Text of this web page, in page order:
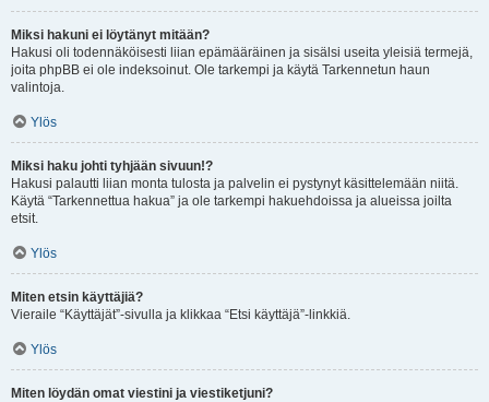
Miksi hakuni ei löytänyt mitään?
Hakusi oli todennäköisesti liian epämääräinen ja sisälsi useita yleisiä termejä,
joita phpBB ei ole indeksoinut. Ole tarkempi ja käytä Tarkennetun haun
valintoja.
Ylös
Miksi haku johti tyhjään sivuun!?
Hakusi palautti liian monta tulosta ja palvelin ei pystynyt käsittelemään niitä.
Käytä “Tarkennettua hakua” ja ole tarkempi hakuehdoissa ja alueissa joilta
etsit.
Ylös
Miten etsin käyttäjiä?
Vieraile “Käyttäjät”-sivulla ja klikkaa “Etsi käyttäjä”-linkkiä.
Ylös
Miten löydän omat viestini ja viestiketjuni?